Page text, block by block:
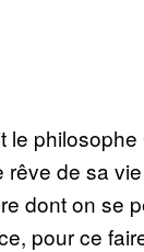
le
rêve de sa
dont on se
pour ce